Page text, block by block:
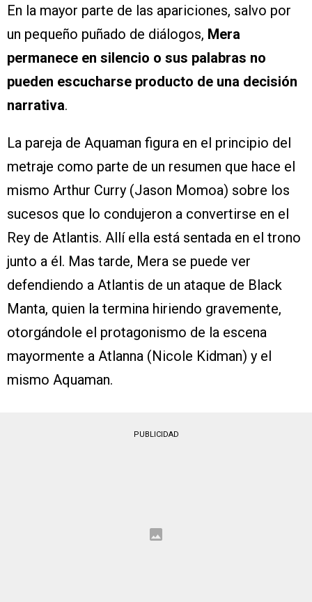
En la mayor parte de las apariciones, salvo por
un pequeño puñado de diálogos, Mera
permanece en silencio o sus palabras no
pueden escucharse producto de una decisión
narrativa.
La pareja de Aquaman figura en el principio del
metraje como parte de un resumen que hace el
mismo Arthur Curry (Jason Momoa) sobre los
sucesos que lo condujeron a convertirse en el
Rey de Atlantis. Allí ella está sentada en el trono
junto a él. Mas tarde, Mera se puede ver
defendiendo a Atlantis de un ataque de Black
Manta, quien la termina hiriendo gravemente,
otorgándole el protagonismo de la escena
mayormente a Atlanna (Nicole Kidman) y el
mismo Aquaman.
PUBLICIDAD